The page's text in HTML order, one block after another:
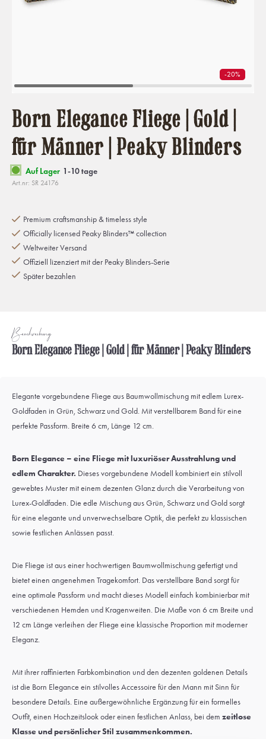
-20%
Born Elegance Fliege | Gold |
für Männer | Peaky Blinders
Auf Lager 1-10 tage
Art.nr: SR 24176
Premium craftsmanship & timeless style
Officially licensed Peaky Blinders™ collection
Weltweiter Versand
Offiziell lizenziert mit der Peaky Blinders-Serie
Später bezahlen
Beschreibung
Born Elegance Fliege | Gold | für Männer | Peaky Blinders
Elegante vorgebundene Fliege aus Baumwollmischung mit edlem Lurex-
Goldfaden in Grün, Schwarz und Gold. Mit verstellbarem Band für eine
perfekte Passform. Breite 6 cm, Länge 12 cm.
Born Elegance – eine Fliege mit luxuriöser Ausstrahlung und
edlem Charakter. Dieses vorgebundene Modell kombiniert ein stilvoll
gewebtes Muster mit einem dezenten Glanz durch die Verarbeitung von
Lurex-Goldfaden. Die edle Mischung aus Grün, Schwarz und Gold sorgt
für eine elegante und unverwechselbare Optik, die perfekt zu klassischen
sowie festlichen Anlässen passt.
Die Fliege ist aus einer hochwertigen Baumwollmischung gefertigt und
bietet einen angenehmen Tragekomfort. Das verstellbare Band sorgt für
eine optimale Passform und macht dieses Modell einfach kombinierbar mit
verschiedenen Hemden und Kragenweiten. Die Maße von 6 cm Breite und
12 cm Länge verleihen der Fliege eine klassische Proportion mit moderner
Eleganz.
Mit ihrer raffinierten Farbkombination und den dezenten goldenen Details
ist die Born Elegance ein stilvolles Accessoire für den Mann mit Sinn für
besondere Details. Eine außergewöhnliche Ergänzung für ein formelles
Outfit, einen Hochzeitslook oder einen festlichen Anlass, bei dem zeitlose
Klasse und persönlicher Stil zusammenkommen.